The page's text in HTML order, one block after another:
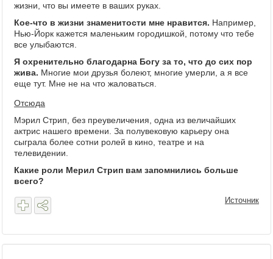
жизни, что вы имеете в ваших руках.
Кое-что в жизни знаменитости мне нравится. Например,
Нью-Йорк кажется маленьким городишкой, потому что тебе
все улыбаются.
Я оxренительно благодарна Богу за то, что до сих пор
жива. Многие мои друзья болеют, многие умерли, а я все
еще тут. Мне не на что жаловаться.
Отсюда
Мэрил Стрип, без преувеличения, одна из величайших
актрис нашего времени. За полувековую карьеру она
сыграла более сотни ролей в кино, театре и на
телевидении.
Какие роли Мерил Стрип вам запомнились больше
всего?
Источник